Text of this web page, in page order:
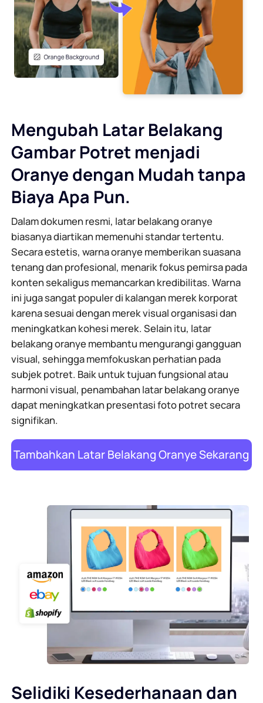
Generator Latar Belakang AI
Pengubah Latar Belakang Online
Hak Cipta Gambar
Pemanjang Gambar AI
Pengoptimal Gambar di Shopify
Pencerah Gambar
Kompres PDF Online
Gabungkan File PDF Secara Online
Konversi PDF ke Word Online
Konversi PDF ke PPT Online
JPG ke PDF Online
PDF ke JPG
WORD ke JPG
Mengubah Latar Belakang
Gambar Potret menjadi
Oranye dengan Mudah tanpa
Biaya Apa Pun.
Dalam dokumen resmi, latar belakang oranye
biasanya diartikan memenuhi standar tertentu.
Secara estetis, warna oranye memberikan suasana
tenang dan profesional, menarik fokus pemirsa pada
konten sekaligus memancarkan kredibilitas. Warna
ini juga sangat populer di kalangan merek korporat
karena sesuai dengan merek visual organisasi dan
meningkatkan kohesi merek. Selain itu, latar
belakang oranye membantu mengurangi gangguan
visual, sehingga memfokuskan perhatian pada
subjek potret. Baik untuk tujuan fungsional atau
harmoni visual, penambahan latar belakang oranye
dapat meningkatkan presentasi foto potret secara
signifikan.
Tambahkan Latar Belakang Oranye Sekarang
Selidiki Kesederhanaan dan